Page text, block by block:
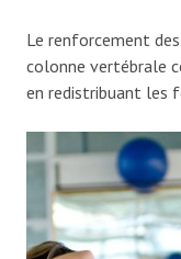
Le renforcement
colonne vertébrale
en redistribuant les